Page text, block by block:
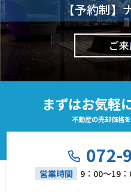
【予約制】
ご
まずはお気軽
不動産の売却価格
072-
営業時間 9：00～19